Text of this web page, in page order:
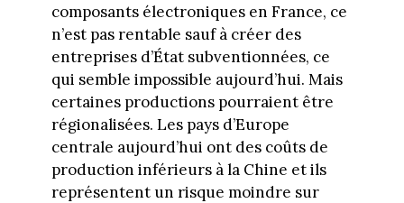
composants électroniques en France, ce
n’est pas rentable sauf à créer des
entreprises d’État subventionnées, ce
qui semble impossible aujourd’hui. Mais
certaines productions pourraient être
régionalisées. Les pays d’Europe
centrale aujourd’hui ont des coûts de
production inférieurs à la Chine et ils
représentent un risque moindre sur